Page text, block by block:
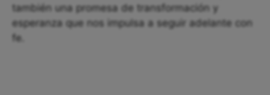
también una promesa de transformación y
esperanza que nos impulsa a seguir adelante con
fe.